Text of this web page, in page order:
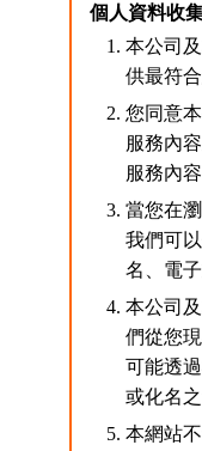
個人資料收
本公司
供最符
您同意
服務內
服務內
當您在
我們可
名、電
本公司
們從您
可能透
或化名之
本網站